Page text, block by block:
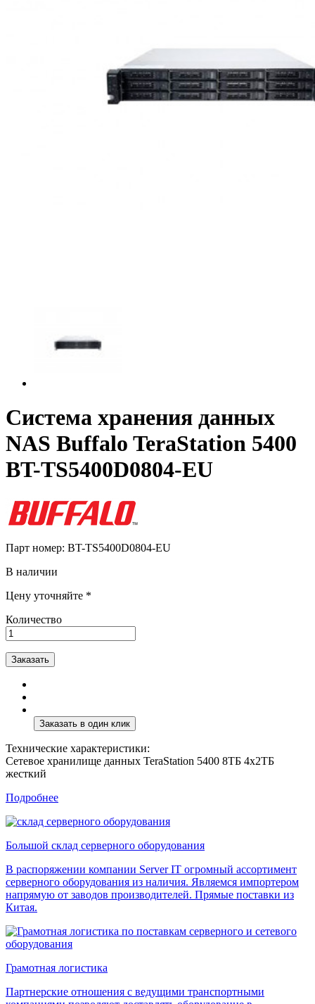
Система хранения данных
NAS Buffalo TeraStation 5400
BT-TS5400D0804-EU
Парт номер: BT-TS5400D0804-EU
В наличии
Цену уточняйте *
Количество
Заказать
Технические характеристики:
Сетевое хранилище данных TeraStation 5400 8ТБ 4x2ТБ
жесткий
Подробнее
Большой склад серверного оборудования
В распоряжении компании Server IT огромный ассортимент
серверного оборудования из наличия. Являемся импортером
напрямую от заводов производителей. Прямые поставки из
Китая.
Грамотная логистика
Партнерские отношения с ведущими транспортными